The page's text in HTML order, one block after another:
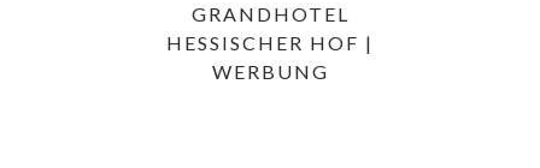
GRANDHOTEL
HESSISCHER HOF |
WERBUNG